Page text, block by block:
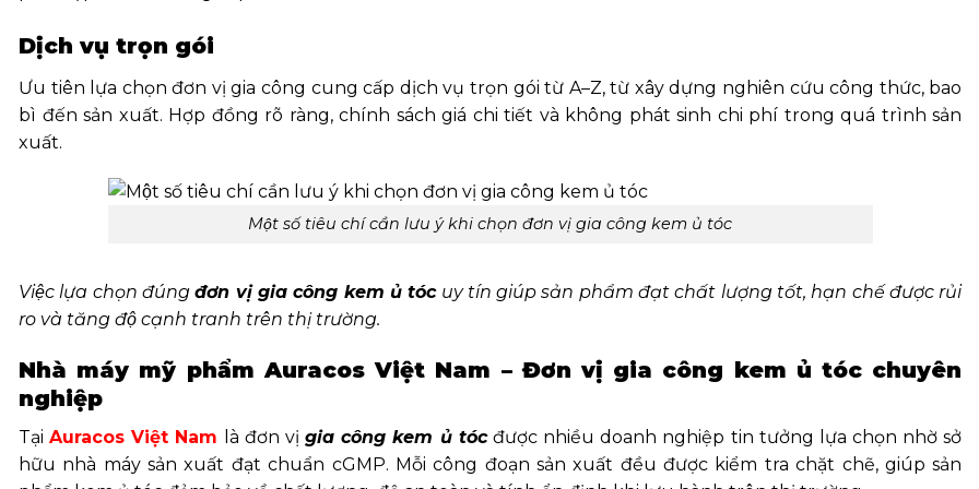
Dịch vụ trọn gói
Ưu tiên lựa chọn đơn vị gia công cung cấp dịch vụ trọn gói từ A–Z, từ xây dựng nghiên cứu công thức, bao
bì đến sản xuất. Hợp đồng rõ ràng, chính sách giá chi tiết và không phát sinh chi phí trong quá trình sản
xuất.
Một số tiêu chí cần lưu ý khi chọn đơn vị gia công kem ủ tóc
Việc lựa chọn đúngđơn vị gia công kem ủ tócuy tín giúp sản phẩm đạt chất lượng tốt, hạn chế được rủi
ro và tăng độ cạnh tranh trên thị trường.
Nhà máy mỹ phẩm Auracos Việt Nam – Đơn vị gia công kem ủ tóc chuyên
nghiệp
TạiAuracos Việt Nam là đơn vịgia công kem ủ tócđược nhiều doanh nghiệp tin tưởng lựa chọn nhờ sở
hữu nhà máy sản xuất đạt chuẩn cGMP. Mỗi công đoạn sản xuất đều được kiểm tra chặt chẽ, giúp sản